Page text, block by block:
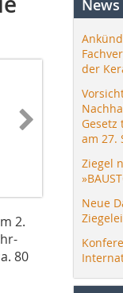
2.
80
News
der
Gesetz
am 27.
Ziegel
Neue